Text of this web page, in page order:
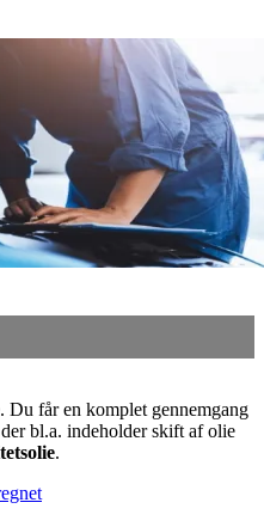
får en komplet gennemgang
der bl.a. indeholder skift af olie
.